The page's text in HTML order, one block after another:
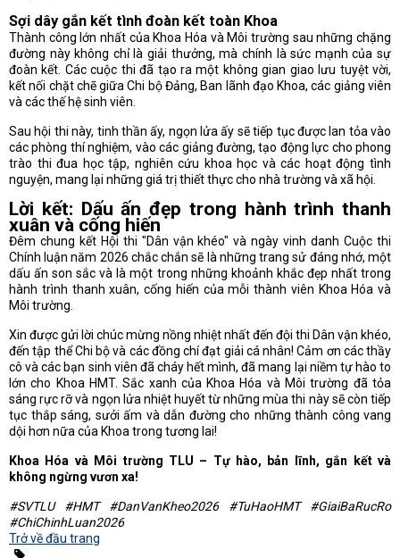
Sợi dây gắn kết tình đoàn kết toàn Khoa
Thành công lớn nhất của Khoa Hóa và Môi trường sau những chặng
đường này không chỉ là giải thưởng, mà chính là sức mạnh của sự
đoàn kết. Các cuộc thi đã tạo ra một không gian giao lưu tuyệt vời,
kết nối chặt chẽ giữa Chi bộ Đảng, Ban lãnh đạo Khoa, các giảng viên
và các thế hệ sinh viên.
Sau hội thi này, tinh thần ấy, ngọn lửa ấy sẽ tiếp tục được lan tỏa vào
các phòng thí nghiệm, vào các giảng đường, tạo động lực cho phong
trào thi đua học tập, nghiên cứu khoa học và các hoạt động tình
nguyện, mang lại những giá trị thiết thực cho nhà trường và xã hội.
Lời kết: Dấu ấn đẹp trong hành trình thanh
xuân và cống hiến
Đêm chung kết Hội thi "Dân vận khéo" và ngày vinh danh Cuộc thi
Chính luận năm 2026 chắc chắn sẽ là những trang sử đáng nhớ, một
dấu ấn son sắc và là một trong những khoảnh khắc đẹp nhất trong
hành trình thanh xuân, cống hiến của mỗi thành viên Khoa Hóa và
Môi trường.
Xin được gửi lời chúc mừng nồng nhiệt nhất đến đội thi Dân vận khéo,
đến tập thể Chi bộ và các đồng chí đạt giải cá nhân! Cảm ơn các thầy
cô và các bạn sinh viên đã cháy hết mình, đã mang lại niềm tự hào to
lớn cho Khoa HMT. Sắc xanh của Khoa Hóa và Môi trường đã tỏa
sáng rực rỡ và ngọn lửa nhiệt huyết từ những mùa thi này sẽ còn tiếp
tục thắp sáng, sưởi ấm và dẫn đường cho những thành công vang
dội hơn nữa của Khoa trong tương lai!
Khoa Hóa và Môi trường TLU – Tự hào, bản lĩnh, gắn kết và
không ngừng vươn xa!
#SVTLU #HMT #DanVanKheo2026 #TuHaoHMT #GiaiBaRucRo
#ChiChinhLuan2026
Trở về đầu trang